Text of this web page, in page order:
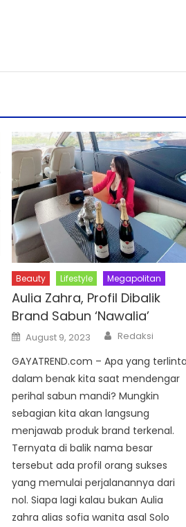
Beauty Lifestyle Megapolitan
Aulia Zahra, Profil Dibalik
Brand Sabun ‘Nawalia’
Posted
on
August 9, 2023 Author
Redaksi
GAYATREND.com – Apa yang
dalam benak kita saat mendengar
perihal sabun mandi? Mungkin
sebagian kita akan langsung
menjawab produk brand terkenal.
Ternyata di balik nama besar
tersebut ada profil orang sukses
yang memulai perjalanannya dari
nol. Siapa lagi kalau bukan Aulia
zahra alias sofia wanita asal Solo